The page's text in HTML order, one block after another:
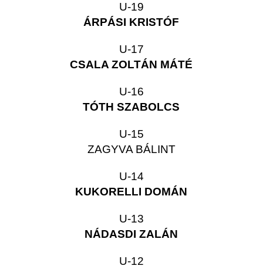
U-19
ÁRPÁSI KRISTÓF
U-17
CSALA ZOLTÁN MÁTÉ
U-16
TÓTH SZABOLCS
U-15
ZAGYVA BÁLINT
U-14
KUKORELLI DOMÁN
U-13
NÁDASDI ZALÁN
U-12